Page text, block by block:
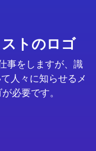
トのロゴ
事をしますが、識
人々に知らせるメ
必要です。